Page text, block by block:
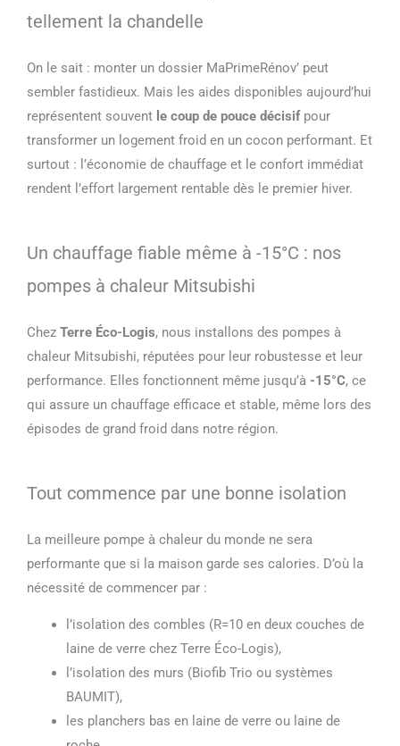
tellement la chandelle
On le sait : monter un dossier MaPrimeRénov’ peut
sembler fastidieux. Mais les aides disponibles aujourd’hui
représentent souvent le coup de pouce décisifpour
transformer un logement froid en un cocon performant. Et
surtout : l’économie de chauffage et le confort immédiat
rendent l’effort largement rentable dès le premier hiver.
Un chauffage fiable même à -15°C : nos
pompes à chaleur Mitsubishi
Chez Terre Éco-Logis, nous installons des pompes à
chaleur Mitsubishi, réputées pour leur robustesse et leur
performance. Elles fonctionnent même jusqu’à -15°C, ce
qui assure un chauffage efficace et stable, même lors des
épisodes de grand froid dans notre région.
Tout commence par une bonne isolation
La meilleure pompe à chaleur du monde ne sera
performante que si la maison garde ses calories. D’où la
nécessité de commencer par :
l’isolation des combles (R=10 en deux couches de
laine de verre chez Terre Éco-Logis),
l’isolation des murs (Biofib Trio ou systèmes
BAUMIT),
les planchers bas en laine de verre ou laine de